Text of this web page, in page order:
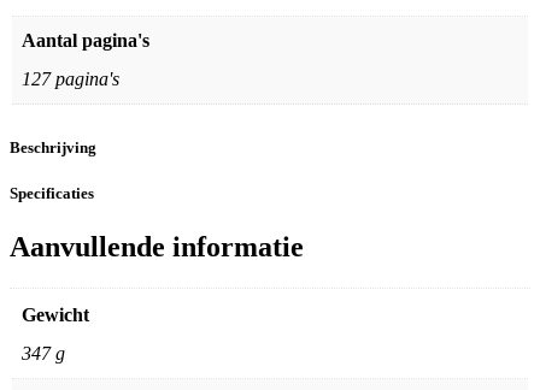
Aantal pagina's
127 pagina's
Beschrijving
Specificaties
Aanvullende informatie
Gewicht
347 g